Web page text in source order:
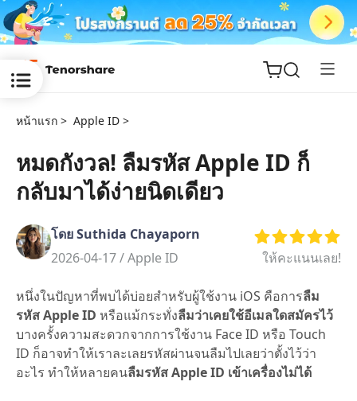
ReiBoot
Tenorshare
New
iAnyGo
หน้าแรก > Apple ID >
หมดกังวล! ลืมรหัส Apple ID ก็
กลับมาได้ง่ายนิดเดียว
โดย Suthida Chayaporn
2026-04-17 /Apple ID ให้คะแนนเลย!
หนึ่งในปัญหาที่พบได้บ่อยสำหรับผู้ใช้งาน iOS คือการลืม
รหัส Apple ID หรือแม้กระทั่งลืมว่าเคยใช้อีเมลใดสมัครไว้
บางครั้งความสะดวกจากการใช้งาน Face ID หรือ Touch
ID ก็อาจทำให้เราละเลยรหัสผ่านจนลืมไปเลยว่าตั้งไว้ว่า
อะไร ทำให้หลายคนลืมรหัส Apple ID เข้าเครื่องไม่ได้